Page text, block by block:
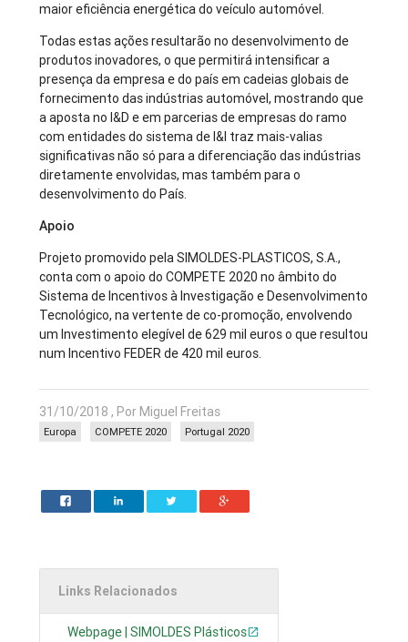
maior eficiência energética do veículo automóvel.
Todas estas ações resultarão no desenvolvimento de
produtos inovadores, o que permitirá intensificar a
presença da empresa e do país em cadeias globais de
fornecimento das indústrias automóvel, mostrando que
a aposta no I&D e em parcerias de empresas do ramo
com entidades do sistema de I&I traz mais-valias
significativas não só para a diferenciação das indústrias
diretamente envolvidas, mas também para o
desenvolvimento do País.
Apoio
Projeto promovido pela SIMOLDES-PLASTICOS, S.A.,
conta com o apoio do COMPETE 2020 no âmbito do
Sistema de Incentivos à Investigação e Desenvolvimento
Tecnológico, na vertente de co-promoção, envolvendo
um Investimento elegível de 629 mil euros o que resultou
num Incentivo FEDER de 420 mil euros.
31/10/2018 , Por Miguel Freitas
Portugal 2020
COMPETE 2020
Europa
Links Relacionados
Webpage | SIMOLDES Plásticos